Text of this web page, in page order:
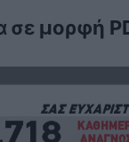
σε μορφή